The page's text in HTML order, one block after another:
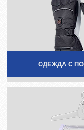
ОДЕЖДА С